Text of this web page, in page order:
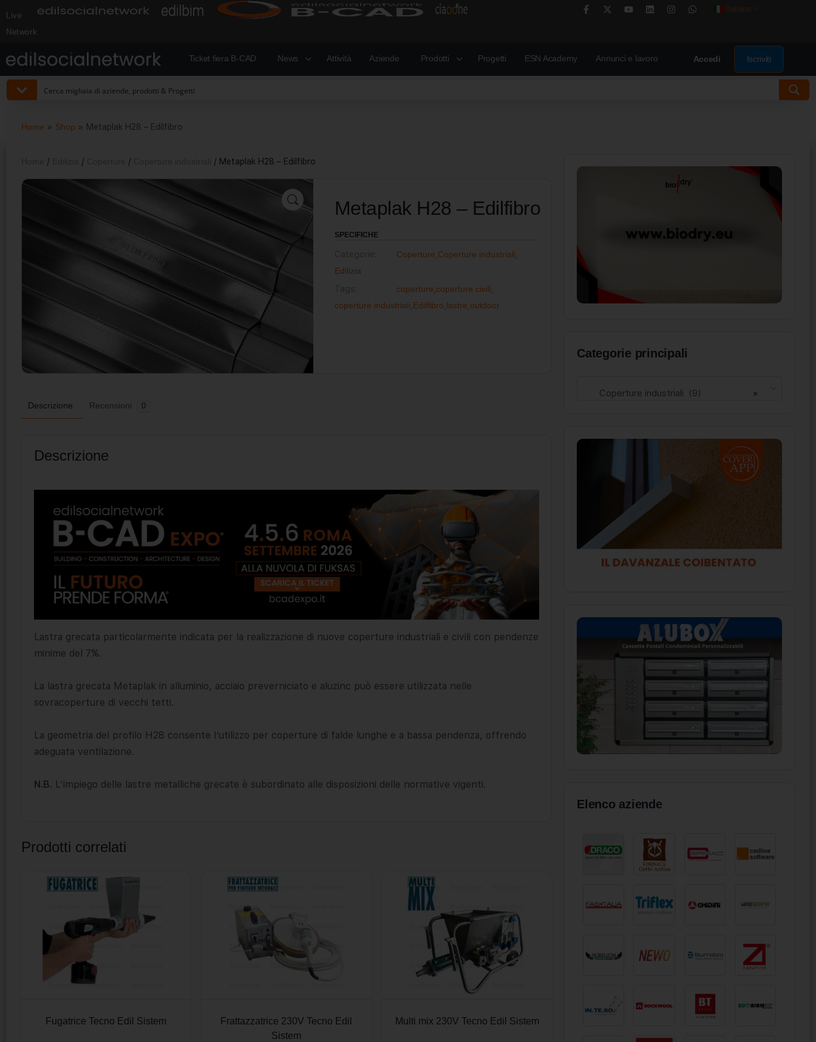
Live
Network
Italiano
Ticket fiera B-CAD News Attività Aziende Prodotti Progetti ESN Academy Annunci e lavoro Accedi Iscriviti
Home » Shop » Metaplak H28 – Edilfibro
/ / / / Metaplak H28 – Edilfibro
Metaplak H28 – Edilfibro
SPECIFICHE
Coperture Coperture industriali
Edilizia
coperture coperture civili
coperture industriali Edilfibro lastre outdoor
Descrizione Recensioni 0
Descrizione
Lastra grecata particolarmente indicata per la realizzazione di nuove coperture industriali e civili con pendenze
minime del 7%.
La lastra grecata Metaplak in alluminio, acciaio preverniciato e aluzinc può essere utilizzata nelle
sovracoperture di vecchi tetti.
La geometria del profilo H28 consente l’utilizzo per coperture di falde lunghe e a bassa pendenza, offrendo
adeguata ventilazione.
N.B. L’impiego delle lastre metalliche grecate è subordinato alle disposizioni delle normative vigenti.
Prodotti correlati
Fugatrice Tecno Edil Sistem
Frattazzatrice 230V Tecno Edil
Sistem
Multi mix 230V Tecno Edil Sistem
Categorie principali
×
Coperture industriali (9)
Elenco aziende